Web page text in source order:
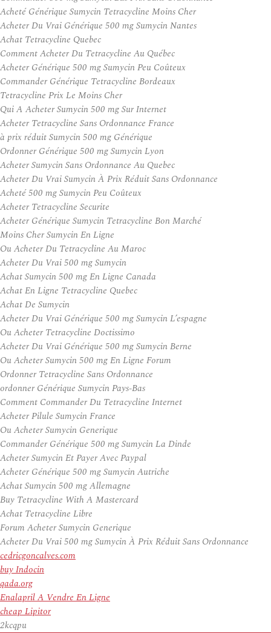
Acheté Générique Sumycin Tetracycline Moins Cher
Acheter Du Vrai Générique 500 mg Sumycin Nantes
Achat Tetracycline Quebec
Comment Acheter Du Tetracycline Au Québec
Acheter Générique 500 mg Sumycin Peu Coûteux
Commander Générique Tetracycline Bordeaux
Tetracycline Prix Le Moins Cher
Qui A Acheter Sumycin 500 mg Sur Internet
Acheter Tetracycline Sans Ordonnance France
à prix réduit Sumycin 500 mg Générique
Ordonner Générique 500 mg Sumycin Lyon
Acheter Sumycin Sans Ordonnance Au Quebec
Acheter Du Vrai Sumycin À Prix Réduit Sans Ordonnance
Acheté 500 mg Sumycin Peu Coûteux
Acheter Tetracycline Securite
Acheter Générique Sumycin Tetracycline Bon Marché
Moins Cher Sumycin En Ligne
Ou Acheter Du Tetracycline Au Maroc
Acheter Du Vrai 500 mg Sumycin
Achat Sumycin 500 mg En Ligne Canada
Achat En Ligne Tetracycline Quebec
Achat De Sumycin
Acheter Du Vrai Générique 500 mg Sumycin L’espagne
Ou Acheter Tetracycline Doctissimo
Acheter Du Vrai Générique 500 mg Sumycin Berne
Ou Acheter Sumycin 500 mg En Ligne Forum
Ordonner Tetracycline Sans Ordonnance
ordonner Générique Sumycin Pays-Bas
Comment Commander Du Tetracycline Internet
Acheter Pilule Sumycin France
Ou Acheter Sumycin Generique
Commander Générique 500 mg Sumycin La Dinde
Acheter Sumycin Et Payer Avec Paypal
Acheter Générique 500 mg Sumycin Autriche
Achat Sumycin 500 mg Allemagne
Buy Tetracycline With A Mastercard
Achat Tetracycline Libre
Forum Acheter Sumycin Generique
Acheter Du Vrai 500 mg Sumycin À Prix Réduit Sans Ordonnance
cedricgoncalves.com
buy Indocin
qada.org
Enalapril A Vendre En Ligne
cheap Lipitor
2kcqpu